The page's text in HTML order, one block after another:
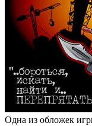
Одна из обложек